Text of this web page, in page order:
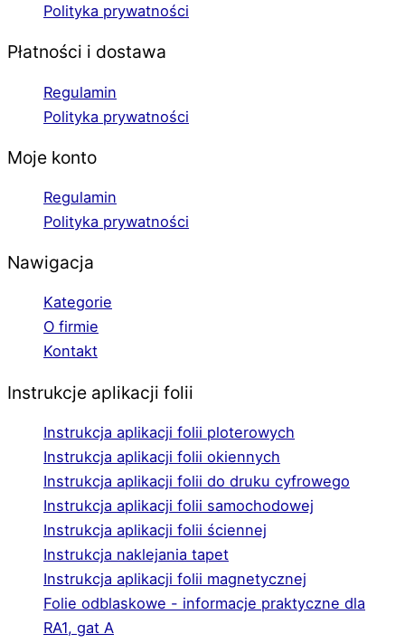
Polityka prywatności
Płatności i dostawa
Regulamin
Polityka prywatności
Moje konto
Regulamin
Polityka prywatności
Nawigacja
Kategorie
O firmie
Kontakt
Instrukcje aplikacji folii
Instrukcja aplikacji folii ploterowych
Instrukcja aplikacji folii okiennych
Instrukcja aplikacji folii do druku cyfrowego
Instrukcja aplikacji folii samochodowej
Instrukcja aplikacji folii ściennej
Instrukcja naklejania tapet
Instrukcja aplikacji folii magnetycznej
Folie odblaskowe - informacje praktyczne dla
RA1, gat A